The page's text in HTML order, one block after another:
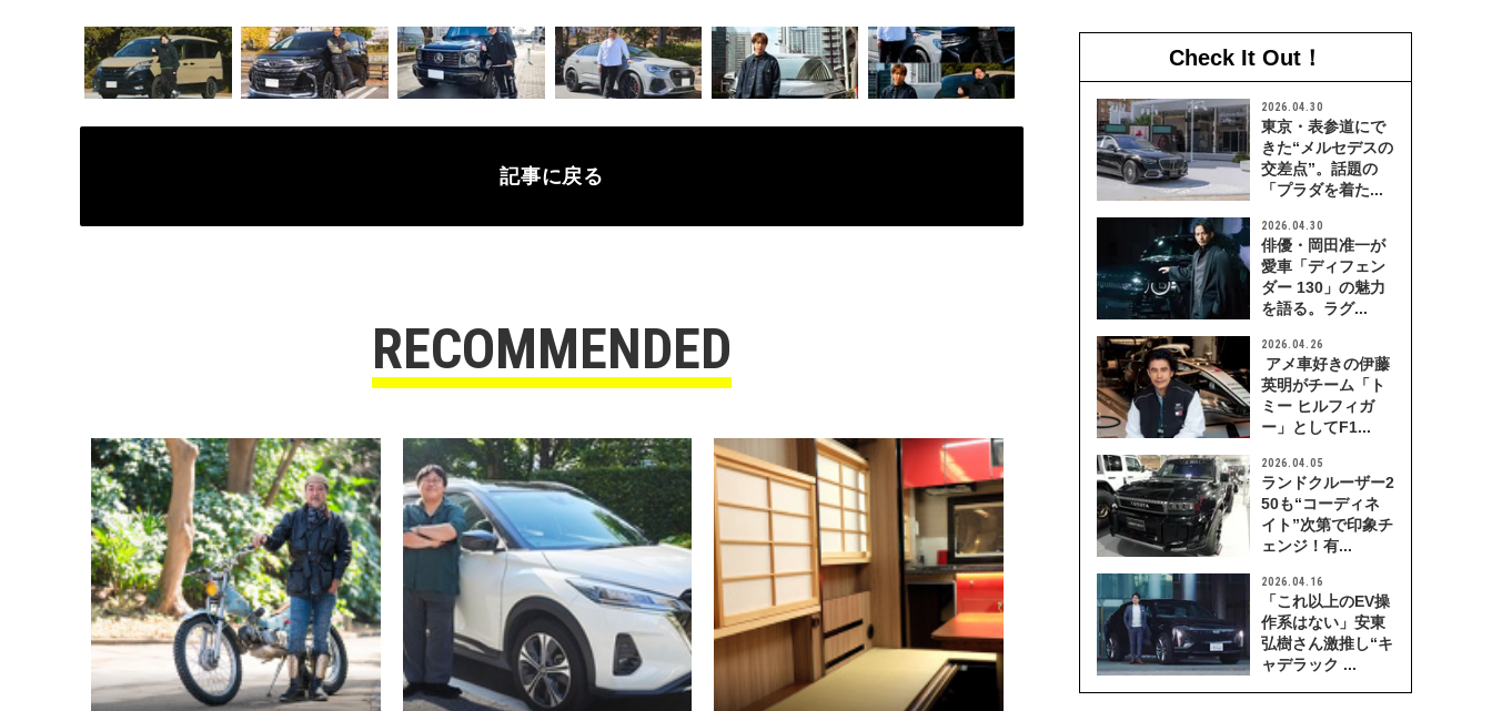
記事に戻る
RECOMMENDED
Check It Out！
2026.04.30
東京・表参道にで
きた“メルセデスの
交差点”。話題の
「プラダを着た...
2026.04.30
俳優・岡田准一が
愛車「ディフェン
ダー 130」の魅力
を語る。ラグ...
2026.04.26
アメ車好きの伊藤
英明がチーム「ト
ミー ヒルフィガ
ー」としてF1...
2026.04.05
ランドクルーザー2
50も“コーディネ
イト”次第で印象チ
ェンジ！有...
2026.04.16
「これ以上のEV操
作系はない」安東
弘樹さん激推し“キ
ャデラック ...